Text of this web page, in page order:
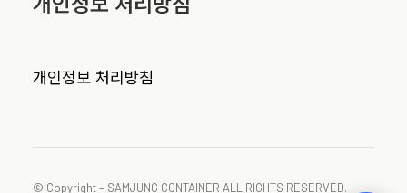
개인정보 처리방침
© Copyright – SAMJUNG CONTAINER ALL RIGHTS RESERVED.